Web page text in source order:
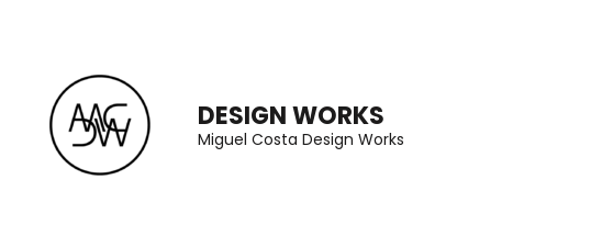
content
(Press
DESIGN WORKS
Miguel Costa Design Works